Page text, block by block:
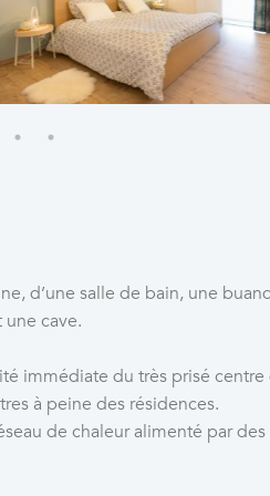
d’une salle de bain, une
cave.
immédiate du très prisé centre
à peine des résidences.
de chaleur alimenté par des